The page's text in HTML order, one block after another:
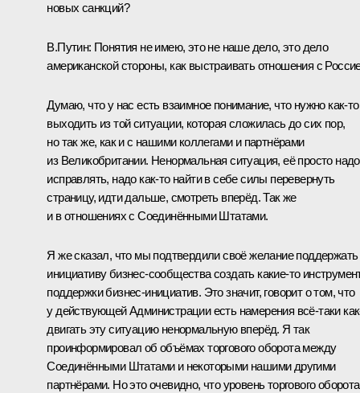
новых санкций?
В.Путин: Понятия не имею, это не наше дело, это дело
американской стороны, как выстраивать отношения с
Думаю, что у нас есть взаимное понимание, что нужно как‑то
выходить из той ситуации, которая сложилась до сих пор,
но так же, как и с нашими коллегами и партнёрами
из Великобритании. Ненормальная ситуация, её просто надо
исправлять, надо как‑то найти в себе силы перевернуть
страницу, идти дальше, смотреть вперёд. Так же
и в отношениях с Соединёнными Штатами.
Я же сказал, что мы подтвердили своё желание поддержать
инициативу бизнес‑сообщества создать какие‑то
поддержки бизнес‑инициатив. Это значит, говорит о том, что
у действующей Администрации есть намерения всё‑таки
двигать эту ситуацию ненормальную вперёд. Я так
проинформировал об объёмах торгового оборота между
Соединёнными Штатами и некоторыми нашими другими
партнёрами. Но это очевидно, что уровень торгового оборота